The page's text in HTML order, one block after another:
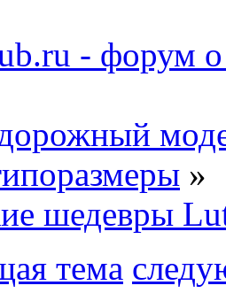
- форум
»
шедевры
тема